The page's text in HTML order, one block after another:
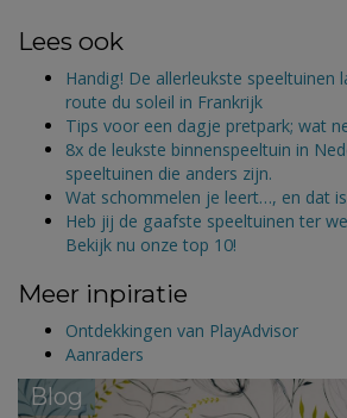
Lees ook
Handig! De allerleukste speeltuinen
route du soleil in Frankrijk
Tips voor een dagje pretpark; wat
8x de leukste binnenspeeltuin in
speeltuinen die anders zijn.
Wat schommelen je leert…, en dat
Heb jij de gaafste speeltuinen ter
Bekijk nu onze top 10!
Meer inpiratie
Ontdekkingen van PlayAdvisor
Aanraders
Blog